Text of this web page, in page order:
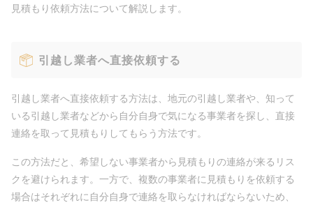
見積もり依頼方法について解説します。
引越し業者へ直接依頼する
引越し業者へ直接依頼する方法は、地元の引越し業者や、知って
いる引越し業者などから自分自身で気になる事業者を探し、直接
連絡を取って見積もりしてもらう方法です。
この方法だと、希望しない事業者から見積もりの連絡が来るリス
クを避けられます。一方で、複数の事業者に見積もりを依頼する
場合はそれぞれに自分自身で連絡を取らなければならないため、